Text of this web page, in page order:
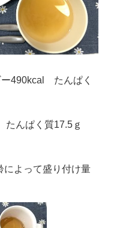
ー490kcal たんぱく
たんぱく質17.5ｇ
によって盛り付け量